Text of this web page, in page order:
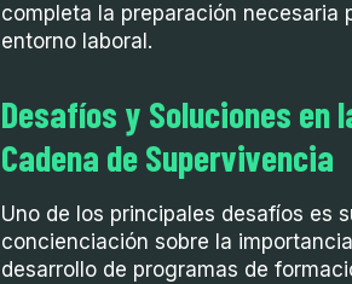
completa la preparación
entorno laboral.
Desafíos y Soluciones en
Cadena de Supervivencia
Uno de los principales desafíos es
concienciación sobre la
desarrollo de programas de